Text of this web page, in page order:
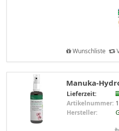
Wunschliste
Manuka-
Lieferzeit:
Artikelnummer:
Hersteller: